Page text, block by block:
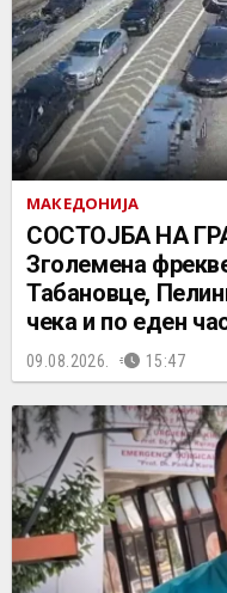
МАКЕДОНИЈА
СОСТОЈБА НА
Зголемена
Табановце,
чека и по еден
09.08.2026. 15:47